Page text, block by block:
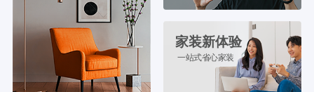
家装新体验
一站式省心家装